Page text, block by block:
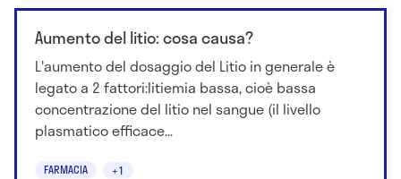
Aumento del litio: cosa causa?
L'aumento del dosaggio del Litio in generale è
legato a 2 fattori:litiemia bassa, cioè bassa
concentrazione del litio nel sangue (il livello
plasmatico efficace...
FARMACIA +1